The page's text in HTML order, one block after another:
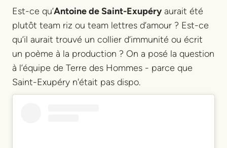
Est-ce qu’Antoine de Saint-Exupéry aurait été
plutôt team riz ou team lettres d’amour ? Est-ce
qu’il aurait trouvé un collier d’immunité ou écrit
un poème à la production ? On a posé la question
à l’équipe de Terre des Hommes - parce que
Saint-Exupéry n'était pas dispo.